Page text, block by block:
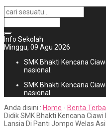
Info Sekolah
Minggu, 09 Agu 2026
SMK Bhakti Kencana
nasional.
SMK Bhakti Kencana
nasional.
Anda disini : Home - Berita
Didik SMK Bhakti Kencana
Lansia Di Panti Jompo Welas